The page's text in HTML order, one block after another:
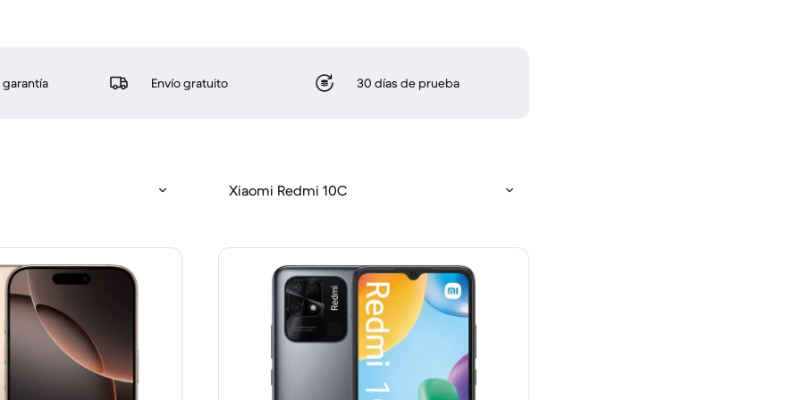
garantía Envío gratuito 30 días de prueba
Xiaomi Redmi 10C